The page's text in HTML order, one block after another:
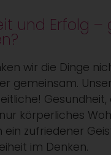
und Erfolg –
wir die Dinge
gemeinsam.
körperliches
ein zufriedener
im Denken.